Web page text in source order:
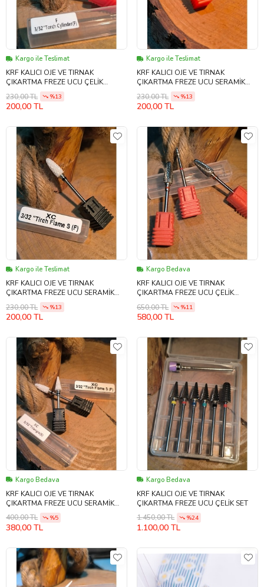
Kargo ile Teslimat
KRF KALICI OJE VE TIRNAK
ÇIKARTMA FREZE UCU ÇELİK
TROCH CYLİNDER F SERİSİ F KIRMIZI
230,00 TL %13
200,00 TL
Kargo ile Teslimat
KRF KALICI OJE VE TIRNAK
ÇIKARTMA FREZE UCU SERAMİK
TRANGLE F SERİSİ M KIRMIZI
230,00 TL %13
200,00 TL
Kargo ile Teslimat
KRF KALICI OJE VE TIRNAK
ÇIKARTMA FREZE UCU SERAMİK
TRANGLE F SERİSİ M KIRMIZI
230,00 TL %13
200,00 TL
Kargo Bedava
KRF KALICI OJE VE TIRNAK
ÇIKARTMA FREZE UCU ÇELİK
TROCH CYLİNDER F SERİSİ F KIRMIZI
2Lİ
650,00 TL %11
580,00 TL
Kargo Bedava
KRF KALICI OJE VE TIRNAK
ÇIKARTMA FREZE UCU SERAMİK
TRANGLE F SERİSİ M SİYA ÇİFTLİ
400,00 TL %5
380,00 TL
Kargo Bedava
KRF KALICI OJE VE TIRNAK
ÇIKARTMA FREZE UCU ÇELİK SET
1.450,00 TL
%24
1.100,00 TL